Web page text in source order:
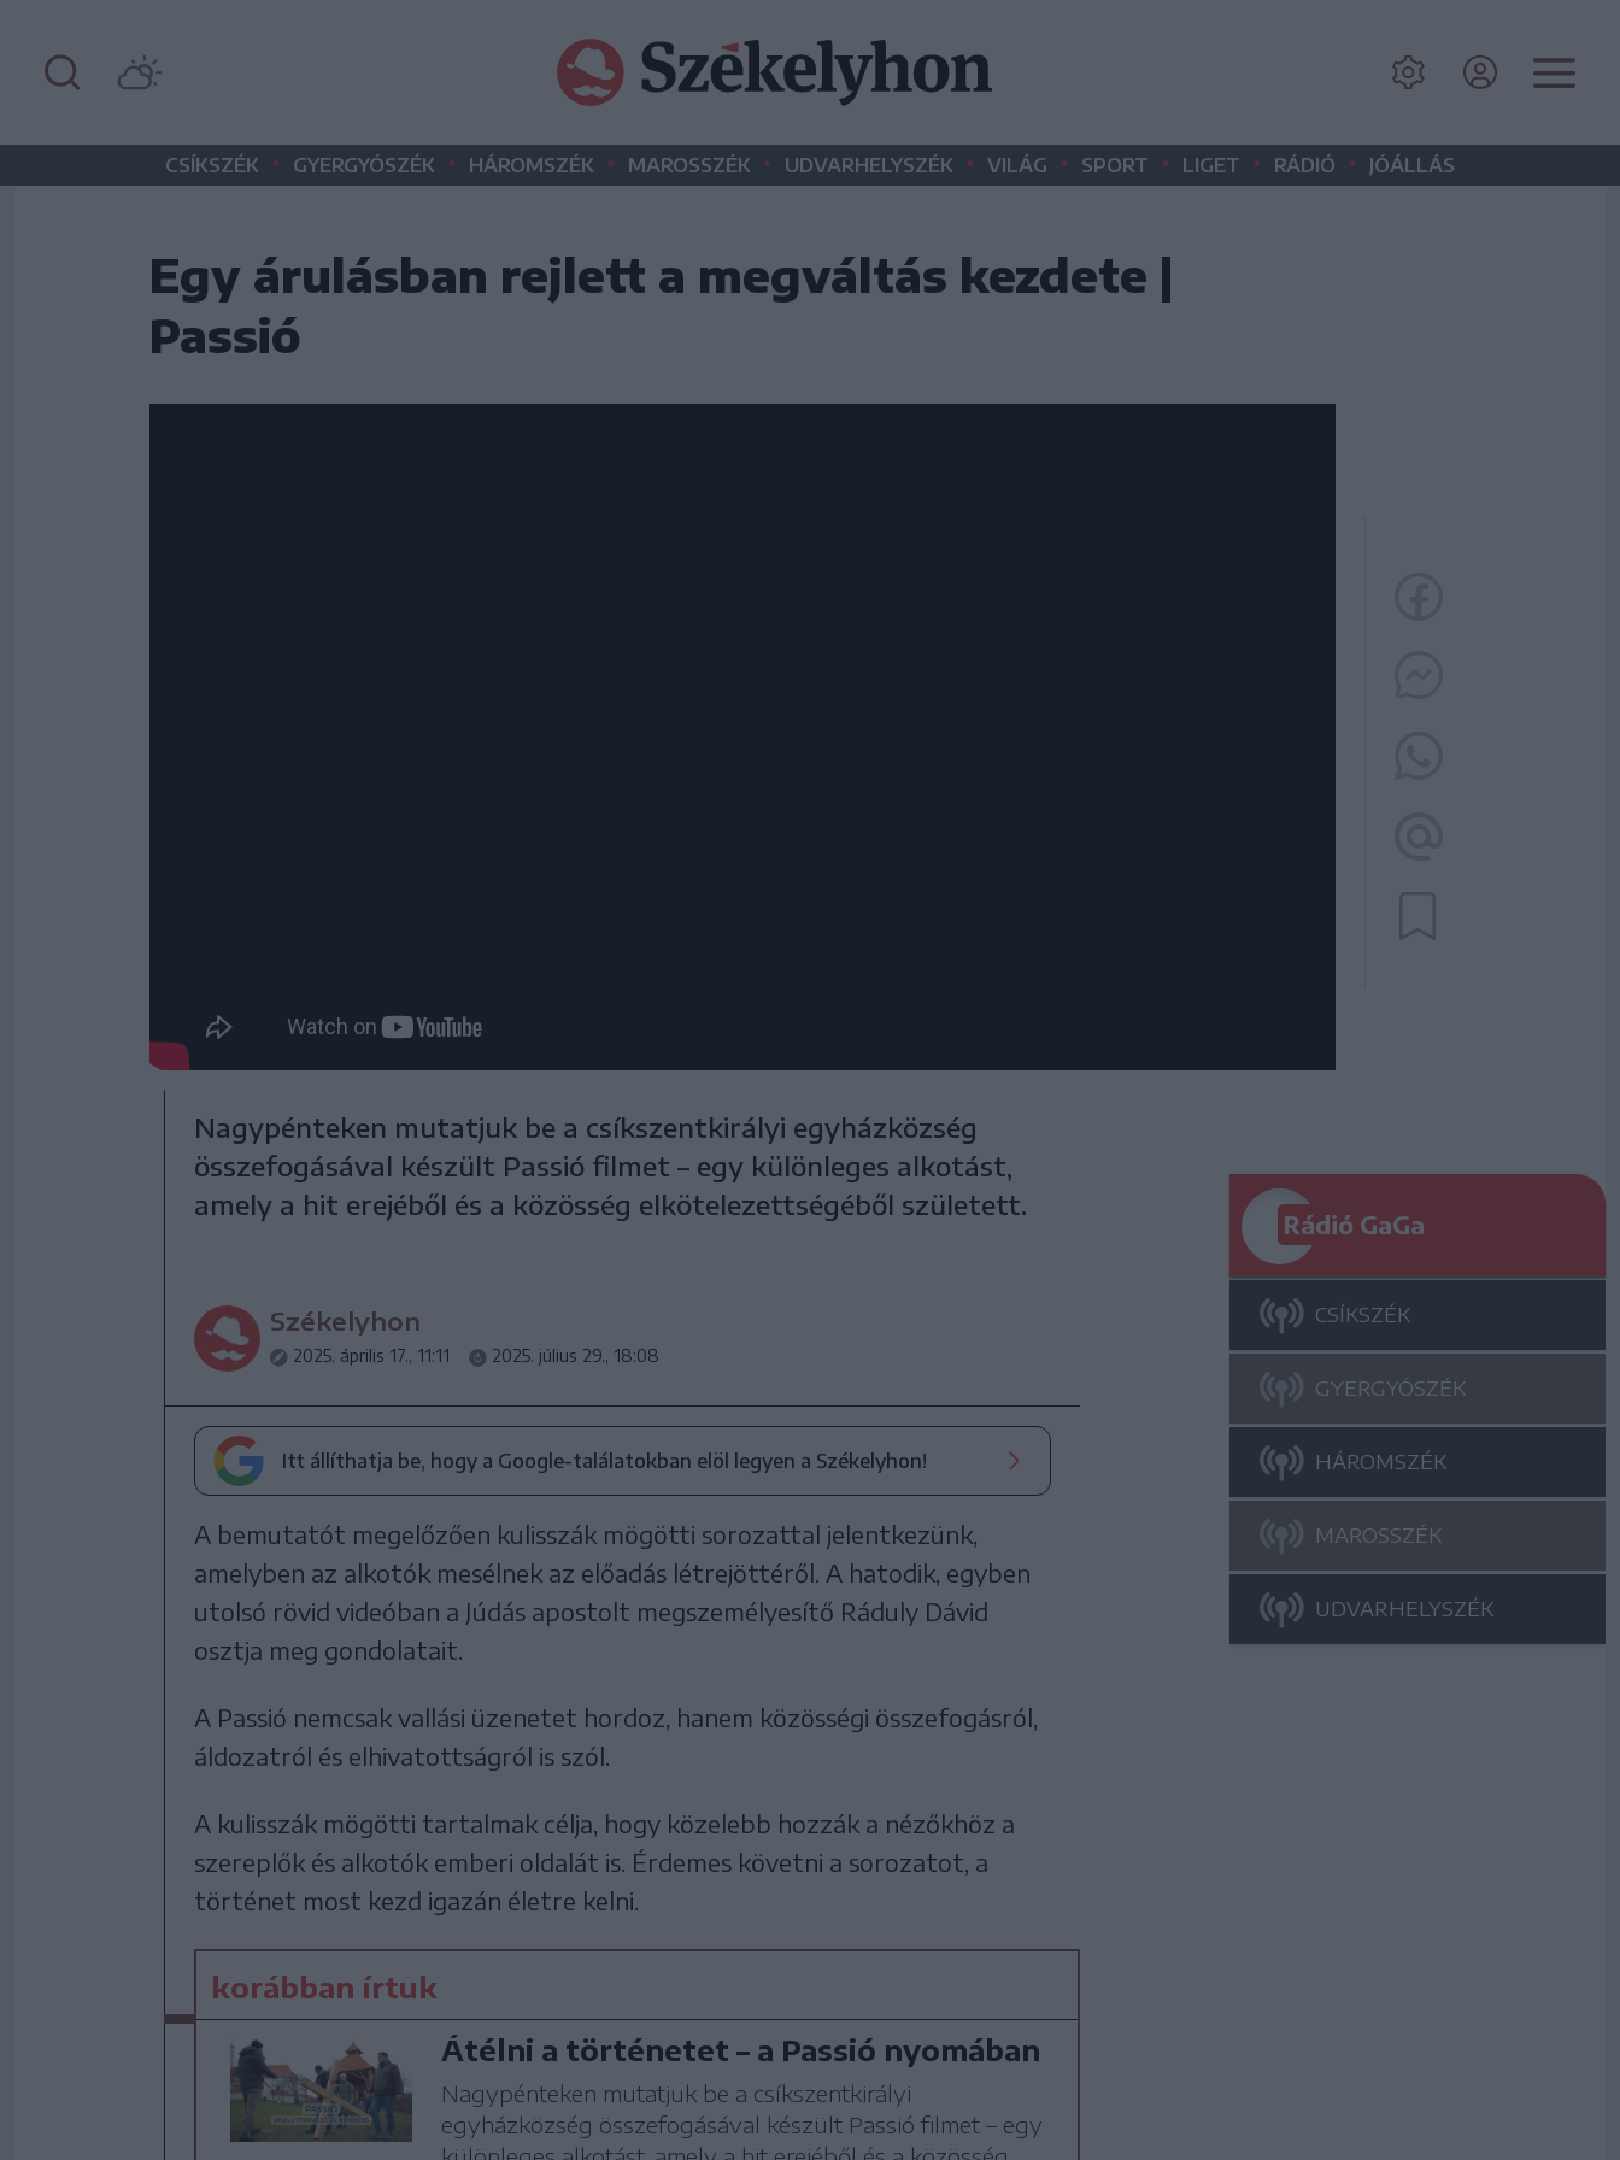
CSÍKSZÉK • GYERGYÓSZÉK • HÁROMSZÉK • MAROSSZÉK • UDVARHELYSZÉK • VILÁG • SPORT • LIGET • RÁDIÓ • JÓÁLLÁS
Egy árulásban rejlett a megváltás kezdete |
Passió
Nagypénteken mutatjuk be a csíkszentkirályi egyházközség
összefogásával készült Passió filmet – egy különleges alkotást,
amely a hit erejéből és a közösség elkötelezettségéből született.
Székelyhon
2025. április 17., 11:11 2025. július 29., 18:08
Itt állíthatja be, hogy a Google-találatokban elöl legyen a Székelyhon!
A bemutatót megelőzően kulisszák mögötti sorozattal jelentkezünk,
amelyben az alkotók mesélnek az előadás létrejöttéről. A hatodik, egyben
utolsó rövid videóban a Júdás apostolt megszemélyesítő Ráduly Dávid
osztja meg gondolatait.
A Passió nemcsak vallási üzenetet hordoz, hanem közösségi összefogásról,
áldozatról és elhivatottságról is szól.
A kulisszák mögötti tartalmak célja, hogy közelebb hozzák a nézőkhöz a
szereplők és alkotók emberi oldalát is. Érdemes követni a sorozatot, a
történet most kezd igazán életre kelni.
korábban írtuk
Átélni a történetet – a Passió nyomában
Nagypénteken mutatjuk be a csíkszentkirályi
egyházközség összefogásával készült Passió filmet – egy
Rádió GaGa
CSÍKSZÉK
GYERGYÓSZÉK
HÁROMSZÉK
MAROSSZÉK
UDVARHELYSZÉK